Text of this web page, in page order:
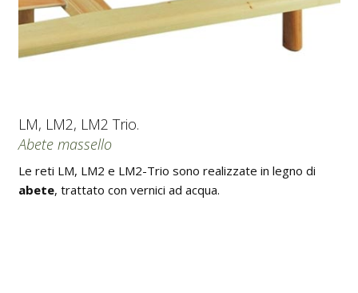
LM, LM2, LM2 Trio.
Abete massello
Le reti LM, LM2 e LM2-Trio sono realizzate in legno di
abete, trattato con vernici ad acqua.